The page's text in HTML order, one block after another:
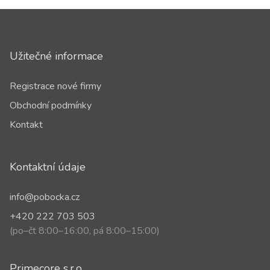
Užitečné informace
Registrace nové firmy
Obchodní podmínky
Kontakt
Kontaktní údaje
info@pobocka.cz
+420 222 703 503
(po–čt 8:00–16:00, pá 8:00–15:00)